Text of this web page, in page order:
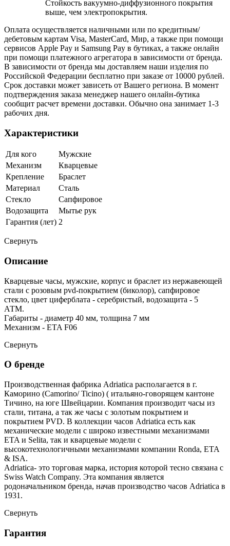
Стойкость вакуумно-диффузионного покрытия
выше, чем электропокрытия.
Оплата осуществляется наличными или по кредитным/
дебетовым картам Visa, MasterCard, Мир, а также при помощи
сервисов Apple Pay и Samsung Pay в бутиках, а также онлайн
при помощи платежного агрегатора в зависимости от бренда.
В зависимости от бренда мы доставляем наши изделия по
Российской Федерации бесплатно при заказе от 10000 рублей.
Срок доставки может зависеть от Вашего региона. В момент
подтверждения заказа менеджер нашего онлайн-бутика
сообщит расчет времени доставки. Обычно она занимает 1-3
рабочих дня.
Характеристики
Для кого
Мужские
Механизм
Кварцевые
Крепление
Браслет
Материал
Сталь
Стекло
Сапфировое
Водозащита
Мытье рук
Гарантия (лет) 2
Свернуть
Описание
Кварцевые часы, мужские, корпус и браслет из нержавеющей
стали с розовым pvd-покрытием (биколор), сапфировое
стекло, цвет циферблата - серебристый, водозащита - 5
АТМ.
Габариты - диаметр 40 мм, толщина 7 мм
Механизм - ETA F06
Свернуть
О бренде
Производственная фабрика Adriatica располагается в г.
Каморино (Camorino/ Ticino) ( итальяно-говорящем кантоне
Тичино, на юге Швейцарии. Компания производит часы из
стали, титана, а так же часы с золотым покрытием и
покрытием PVD. В коллекции часов Adriatica есть как
механические модели с широко известными механизмами
ETA и Selita, так и кварцевые модели с
высокотехнологичными механизмами компании Ronda, ETA
& ISA.
Adriatica- это торговая марка, история которой тесно связана с
Swiss Watch Company. Эта компания является
родоначальником бренда, начав производство часов Adriatica в
1931.
Свернуть
Гарантия